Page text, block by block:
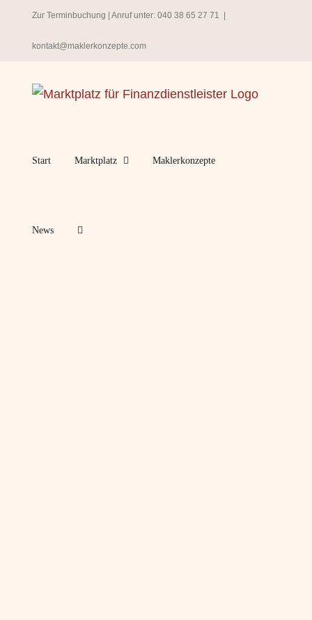
springen
Zur Terminbuchung | Anruf unter: 040 38 65 27 71
kontakt@maklerkonzepte.com
Start Marktplatz Maklerkonzepte
News